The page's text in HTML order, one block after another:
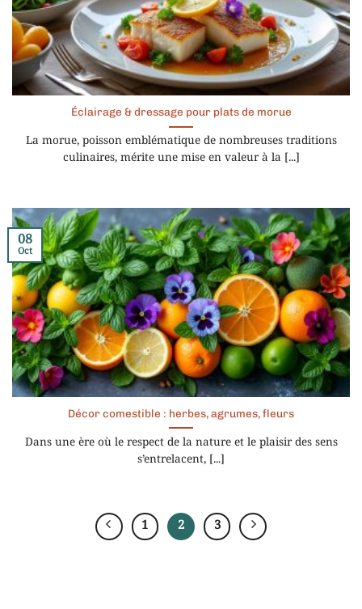
Éclairage & dressage pour plats de morue
La morue, poisson emblématique de nombreuses traditions
culinaires, mérite une mise en valeur à la [...]
Décor comestible : herbes, agrumes, fleurs
Dans une ère où le respect de la nature et le plaisir des sens
s’entrelacent, [...]
08
Oct
1 2 3